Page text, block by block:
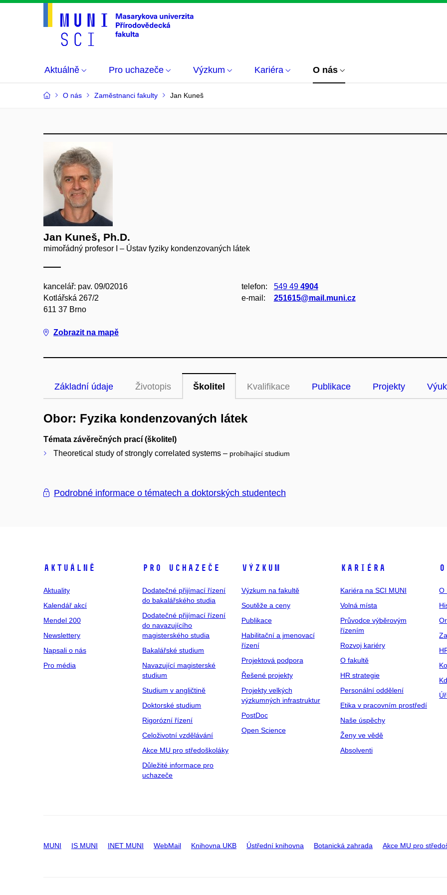
Aktuálně Pro uchazeče Výzkum Kariéra O nás
O nás Zaměstnanci fakulty Jan Kuneš
Jan Kuneš, Ph.D.
mimořádný profesor I – Ústav fyziky kondenzovaných látek
kancelář: pav. 09/02016
Kotlářská 267/2
611 37 Brno
Zobrazit na mapě
telefon: 549 49 4904
e‑mail:
251615@mail.muni.cz
Základní údaje Životopis Školitel Kvalifikace Publikace Projekty
Obor: Fyzika kondenzovaných látek
Témata závěrečných prací (školitel)
Theoretical study of strongly correlated systems – probíhající studium
Podrobné informace o tématech a doktorských studentech
Aktuálně
Aktuality
Kalendář akcí
Mendel 200
Newslettery
Napsali o nás
Pro média
Pro uchazeče
Dodatečné přijímací řízení
do bakalářského studia
Dodatečné přijímací řízení
do navazujícího
magisterského studia
Bakalářské studium
Navazující magisterské
studium
Studium v angličtině
Doktorské studium
Rigorózní řízení
Celoživotní vzdělávání
Akce MU pro středoškoláky
Důležité informace pro
uchazeče
Výzkum
Výzkum na fakultě
Soutěže a ceny
Publikace
Habilitační a jmenovací
řízení
Projektová podpora
Řešené projekty
Projekty velkých
výzkumných infrastruktur
PostDoc
Open Science
Kariéra
Kariéra na SCI MUNI
Volná místa
Průvodce výběrovým
řízením
Rozvoj kariéry
O fakultě
HR strategie
Personální oddělení
Etika v pracovním prostředí
Naše úspěchy
Ženy ve vědě
Absolventi
O
MUNI IS MUNI INET MUNI WebMail Knihovna UKB Ústřední knihovna Botanická zahrada Akce MU pro